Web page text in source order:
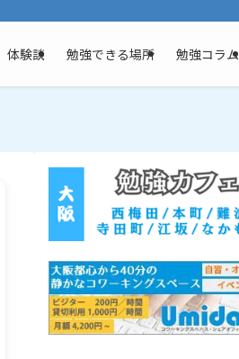
体験談 勉強できる場所 勉強コラム